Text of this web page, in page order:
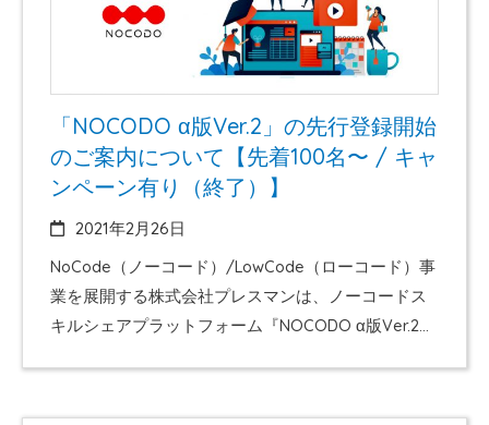
速させ、非プログラミング人材を含めた新たなIT人…
「NOCODO α版Ver.2」の先行登録開始
のご案内について【先着100名〜 / キャ
ンペーン有り（終了）】
2021年2月26日
NoCode（ノーコード）/LowCode（ローコード）事
業を展開する株式会社プレスマンは、ノーコードス
キルシェアプラットフォーム『NOCODO α版Ver.2』
しております。